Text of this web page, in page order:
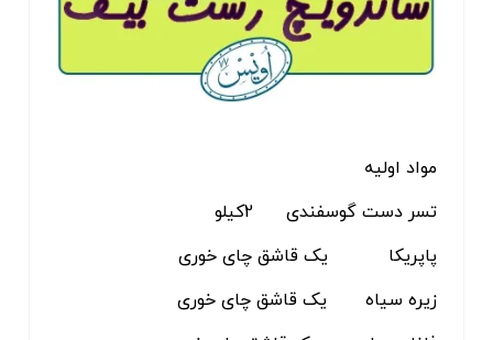
مواد اولیه
تسر دست گوسفندی 2کیلو
پاپریکا یک قاشق چای خوری
زیره سیاه یک قاشق چای خوری